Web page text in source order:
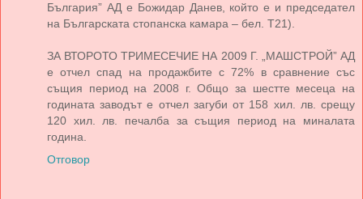
България” АД е Божидар Данев, който е и председател
на Българската стопанска камара – бел. Т21).
ЗА ВТОРОТО ТРИМЕСЕЧИЕ НА 2009 Г. „МАШСТРОЙ” АД
е отчел спад на продажбите с 72% в сравнение със
същия период на 2008 г. Общо за шестте месеца на
годината заводът е отчел загуби от 158 хил. лв. срещу
120 хил. лв. печалба за същия период на миналата
година.
Отговор